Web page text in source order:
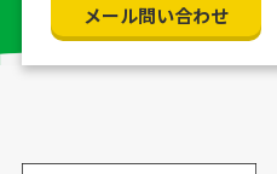
メール問い合わせ